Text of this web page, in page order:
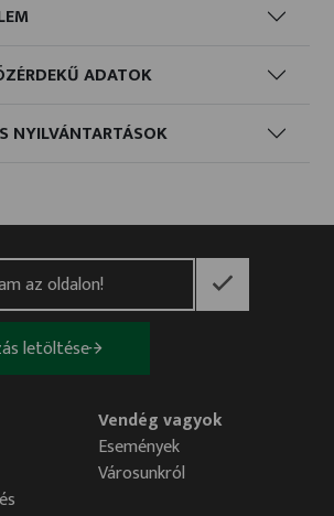
ADATOK
NYILVÁNTARTÁSOK
letöltése
Vendég vagyok
Események
Városunkról